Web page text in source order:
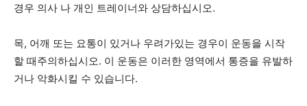
경우 의사 나 개인 트레이너와 상담하십시오.
목, 어깨 또는 요통이 있거나 우려가있는 경우이 운동을 시작
할 때주의하십시오. 이 운동은 이러한 영역에서 통증을 유발하
거나 악화시킬 수 있습니다.